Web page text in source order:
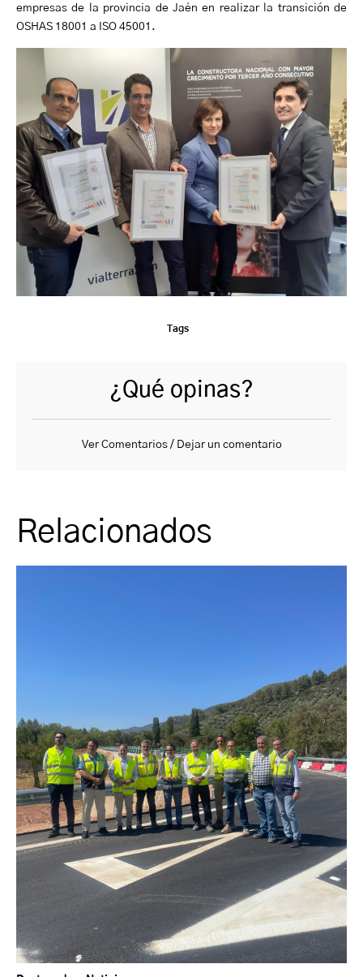
empresas de la provincia de Jaén en realizar la transición de
OSHAS 18001 a ISO 45001.
Tags
¿Qué opinas?
Ver Comentarios / Dejar un comentario
Relacionados